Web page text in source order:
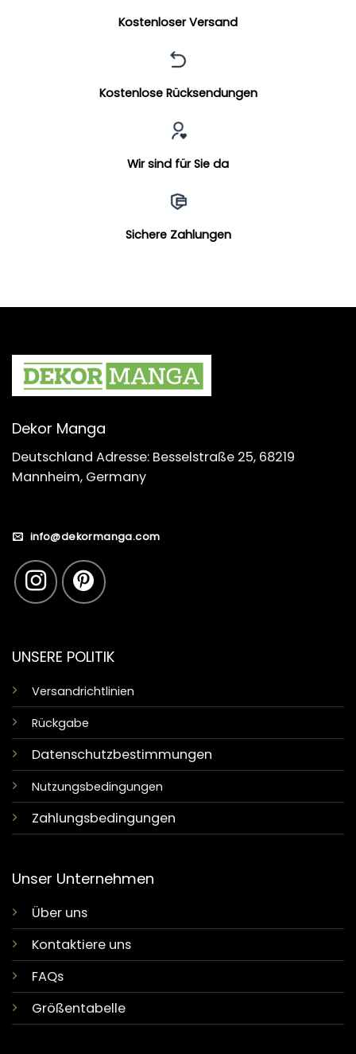
Kostenloser Versand
Kostenlose Rücksendungen
Wir sind für Sie da
Sichere Zahlungen
Dekor Manga
Deutschland Adresse: Besselstraße 25, 68219
Mannheim, Germany
info@dekormanga.com
UNSERE POLITIK
Versandrichtlinien
Rückgabe
Datenschutzbestimmungen
Nutzungsbedingungen
Zahlungsbedingungen
Unser Unternehmen
Über uns
Kontaktiere uns
FAQs
Größentabelle